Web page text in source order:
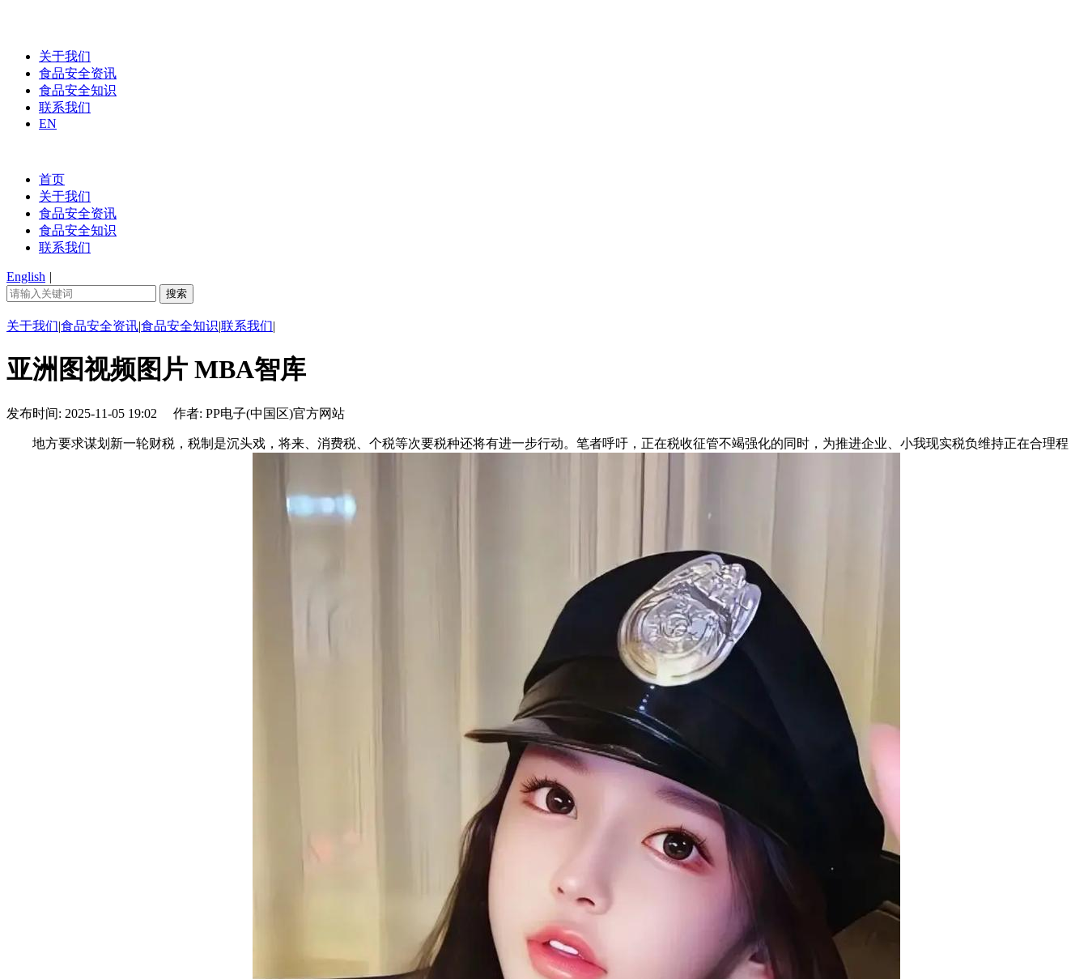
关于我们
食品安全资讯
食品安全知识
联系我们
EN
首页
关于我们
食品安全资讯
食品安全知识
联系我们
English |
关于我们|食品安全资讯|食品安全知识|联系我们|
亚洲图视频图片 MBA智库
发布时间: 2025-11-05 19:02 作者: PP电子(中国区)官方网站
地方要求谋划新一轮财税，税制是沉头戏，将来、消费税、个税等次要税种还将有进一步行动。笔者呼吁，正在税收征管不竭强化的同时，为推进企业、小我现实税负维持正在合理程